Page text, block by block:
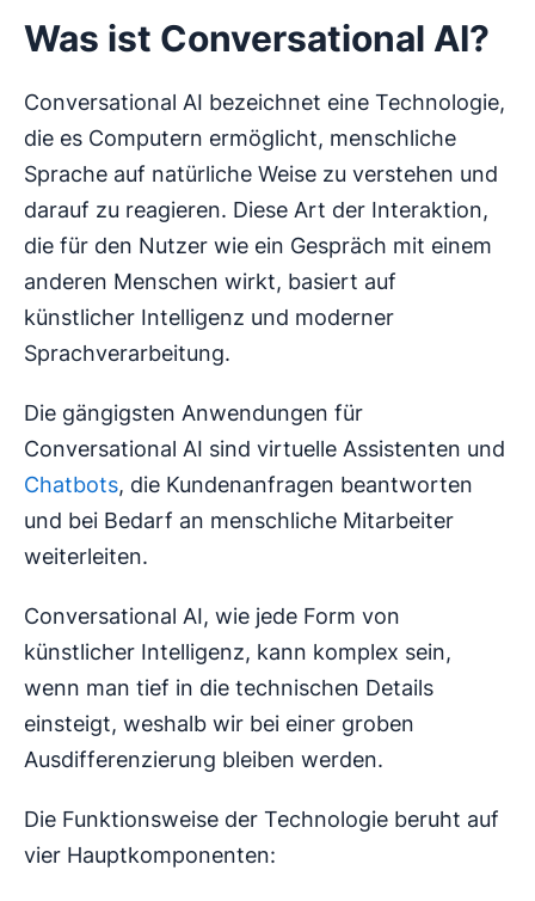
Was ist Conversational AI?
Conversational AI bezeichnet eine Technologie,
die es Computern ermöglicht, menschliche
Sprache auf natürliche Weise zu verstehen und
darauf zu reagieren. Diese Art der Interaktion,
die für den Nutzer wie ein Gespräch mit einem
anderen Menschen wirkt, basiert auf
künstlicher Intelligenz und moderner
Sprachverarbeitung.
Die gängigsten Anwendungen für
Conversational AI sind virtuelle Assistenten und
Chatbots, die Kundenanfragen beantworten
und bei Bedarf an menschliche Mitarbeiter
weiterleiten.
Conversational AI, wie jede Form von
künstlicher Intelligenz, kann komplex sein,
wenn man tief in die technischen Details
einsteigt, weshalb wir bei einer groben
Ausdifferenzierung bleiben werden.
Die Funktionsweise der Technologie beruht auf
vier Hauptkomponenten: